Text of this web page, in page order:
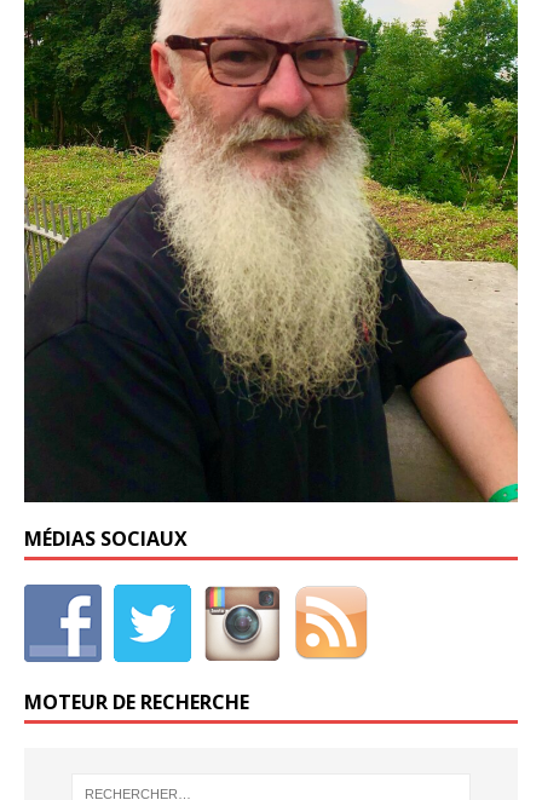
MÉDIAS SOCIAUX
MOTEUR DE RECHERCHE